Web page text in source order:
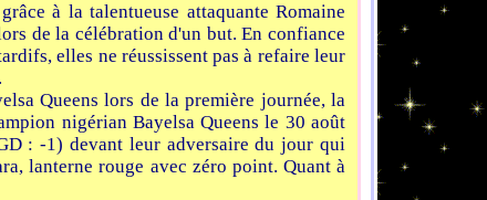
à la talentueuse attaquante Romaine
de la célébration d'un but. En confiance
elles ne réussissent pas à refaire leur
Queens lors de la première journée, la
nigérian Bayelsa Queens le 30 août
: -1) devant leur adversaire du jour qui
lanterne rouge avec zéro point. Quant à